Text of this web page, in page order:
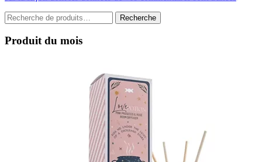
Recherche
pour :
Recherche
Produit du mois